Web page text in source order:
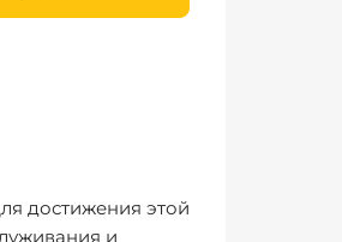
достижения этой
и